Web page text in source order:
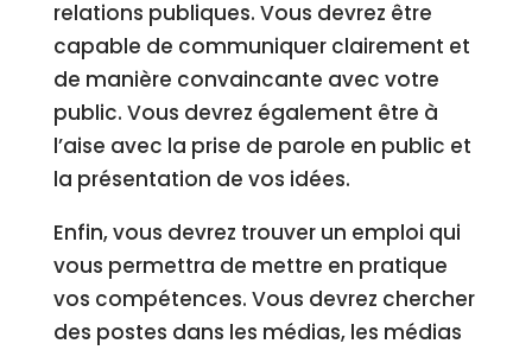
relations publiques. Vous devrez être
capable de communiquer clairement et
de manière convaincante avec votre
public. Vous devrez également être à
l’aise avec la prise de parole en public et
la présentation de vos idées.
Enfin, vous devrez trouver un emploi qui
vous permettra de mettre en pratique
vos compétences. Vous devrez chercher
des postes dans les médias, les médias